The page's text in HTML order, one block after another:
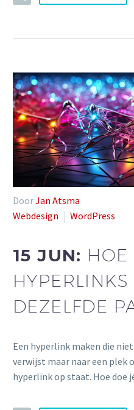
DoorJan Atsma
Webdesign
WordPress
15 JUN: HOE
DEZELFDE
Een hyperlink maken die
verwijst maar naar een plek
hyperlink op staat. Hoe doe